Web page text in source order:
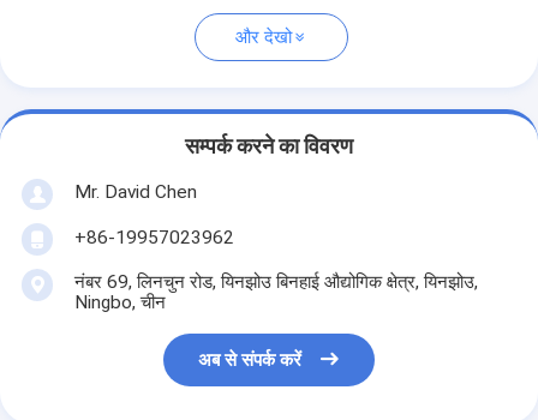
और देखो
सम्पर्क करने का विवरण
Mr. David Chen
+86-19957023962
नंबर 69, लिनचुन रोड, यिनझोउ बिनहाई औद्योगिक क्षेत्र, यिनझोउ,
Ningbo, चीन
अब से संपर्क करें